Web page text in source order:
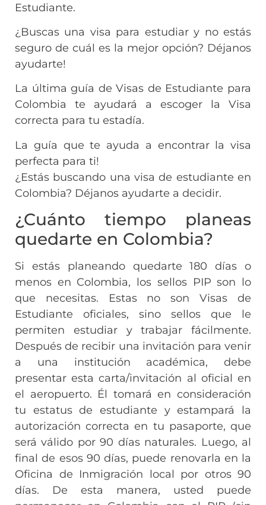
Estudiante.
¿Buscas una visa para estudiar y no estás
seguro de cuál es la mejor opción? Déjanos
ayudarte!
La última guía de Visas de Estudiante para
Colombia te ayudará a escoger la Visa
correcta para tu estadía.
La guía que te ayuda a encontrar la visa
perfecta para ti!
¿Estás buscando una visa de estudiante en
Colombia? Déjanos ayudarte a decidir.
¿Cuánto tiempo planeas
quedarte en Colombia?
Si estás planeando quedarte 180 días o
menos en Colombia, los sellos PIP son lo
que necesitas. Estas no son Visas de
Estudiante oficiales, sino sellos que le
permiten estudiar y trabajar fácilmente.
Después de recibir una invitación para venir
a una institución académica, debe
presentar esta carta/invitación al oficial en
el aeropuerto. Él tomará en consideración
tu estatus de estudiante y estampará la
autorización correcta en tu pasaporte, que
será válido por 90 días naturales. Luego, al
final de esos 90 días, puede renovarla en la
Oficina de Inmigración local por otros 90
días. De esta manera, usted puede